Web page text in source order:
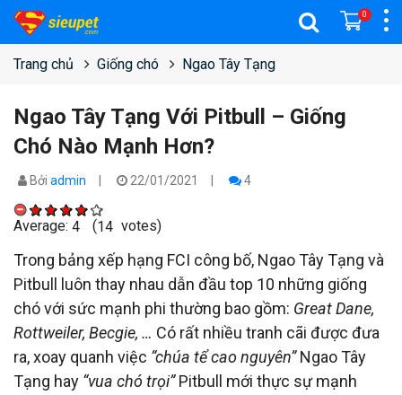
0
Trang chủ Giống chó Ngao Tây Tạng
Ngao Tây Tạng Với Pitbull – Giống
Chó Nào Mạnh Hơn?
Bởi admin 22/01/2021 4
Average: 4 (14 votes)
Trong bảng xếp hạng FCI công bố, Ngao Tây Tạng và
Pitbull luôn thay nhau dẫn đầu top 10 những giống
chó với sức mạnh phi thường bao gồm: Great Dane,
Rottweiler, Becgie, … Có rất nhiều tranh cãi được đưa
ra, xoay quanh việc “chúa tể cao nguyên”Ngao Tây
Tạng hay “vua chó trọi”Pitbull mới thực sự mạnh